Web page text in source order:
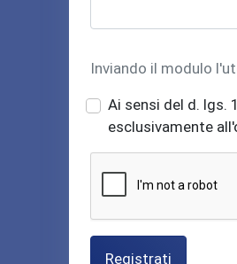
Inviando il modulo
Ai sensi del d.
esclusivamente
Registrati